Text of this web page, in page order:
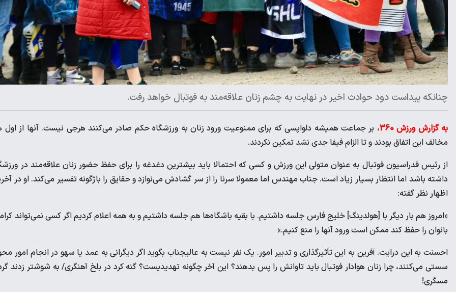
چنانکه پیداست دود حوادث اخیر در نهایت به چشم زنان علاقه‌مند به فوتبال خواهد رفت.
به گزارش ورزش 360
، بر جماعت همیشه دلواپسی که برای ممنوعیت ورود زنان به ورزشگاه حکم صادر می‌کنند هرجی نیست. آنها از اول
مخالف این اتفاق بودند و تا الزام فیفا جدی نشد تمکین نکردند.
از رئیس فدراسیون فوتبال به عنوان متولی این ورزش و کسی که احتمالا باید بیشترین دغدغه را برای حفظ حضور زنان علاقه‌مند در
داشته باشد اما انتظار بسیار زیاد است. جناب مهندس اما معمولا سرنا را از سر گشادش می‌نوازد و حقایق را باژگونه تفسیر می‌کند. او در
اظهار نظر گفته:
«امروز هم بار دیگر با [هولدینگ] خلیج فارس جلسه داشتیم. با بقیه باشگاه‌ها هم جلسه داشتیم و به همه اعلام کردیم اگر کسی نمی‌تواند
بانوان را حفظ کند ممکن است ورود آنها را منع کنیم.»
احسنت به این درایت. آفرین به این تأثیرگذاری و تدبیر امور. یک نفر نیست به عالیجناب بگوید اگر دیگرانی به عمد یا سهو در انجام امور
سستی می‌کنند، چرا زنان هوادار فوتبال باید تاوانش را پس بدهند؟ این آخر چگونه تهدیدیست؟ گنه کرد در بلخ آهنگری/ به شوشتر زدند
مسگری!